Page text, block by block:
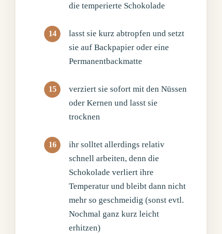
die temperierte Schokolade
lasst sie kurz abtropfen und setzt
sie auf Backpapier oder eine
Permanentbackmatte
verziert sie sofort mit den Nüssen
oder Kernen und lasst sie
trocknen
ihr solltet allerdings relativ
schnell arbeiten, denn die
Schokolade verliert ihre
Temperatur und bleibt dann nicht
mehr so geschmeidig (sonst evtl.
Nochmal ganz kurz leicht
erhitzen)